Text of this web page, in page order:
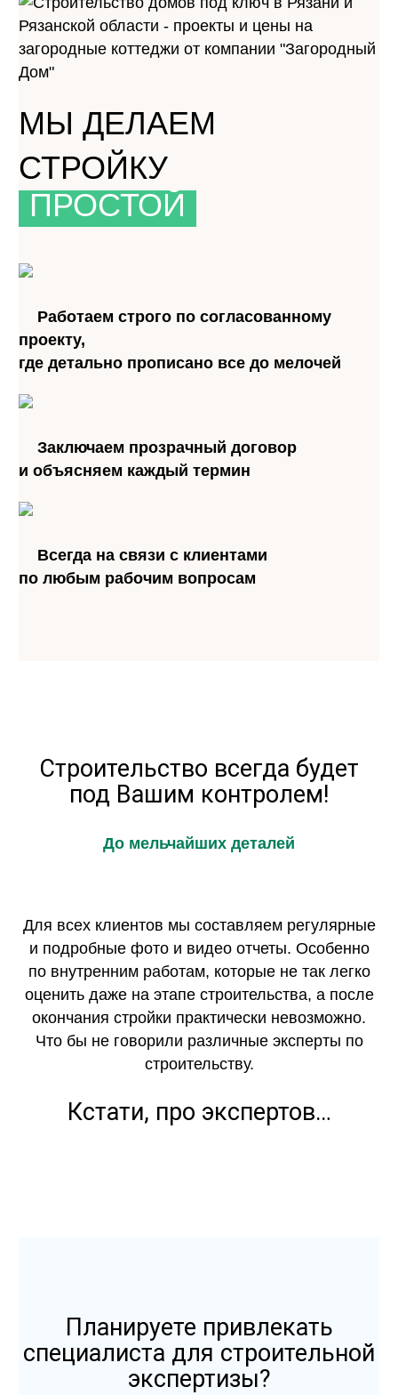
МЫ ДЕЛАЕМ
СТРОЙКУ
ПОНЯТНОЙ
ПРОСТОЙ
Работаем строго по согласованному
проекту,
где детально прописано все до мелочей
Заключаем прозрачный договор
и объясняем каждый термин
Всегда на связи с клиентами
по любым рабочим вопросам
Строительство всегда будет
под Вашим контролем!
До мельчайших деталей
Для всех клиентов мы составляем регулярные
и подробные фото и видео отчеты. Особенно
по внутренним работам, которые не так легко
оценить даже на этапе строительства, а после
окончания стройки практически невозможно.
Что бы не говорили различные эксперты по
строительству.
Кстати, про экспертов…
Планируете привлекать
специалиста для строительной
экспертизы?